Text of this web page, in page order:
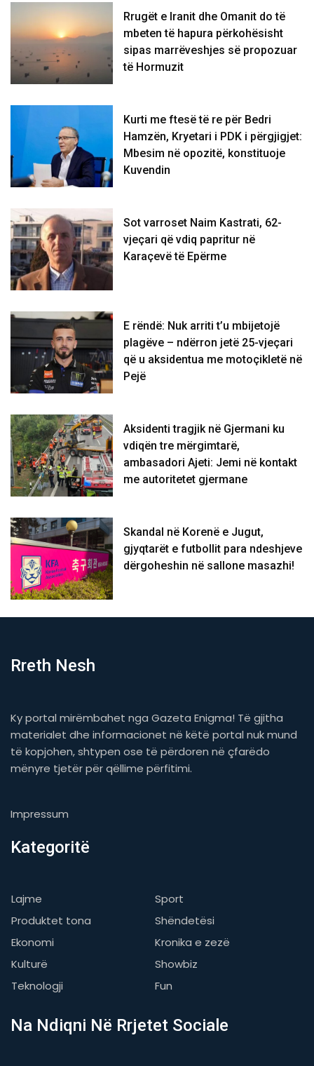
Rrugët e Iranit dhe Omanit do të
mbeten të hapura përkohësisht
sipas marrëveshjes së propozuar
të Hormuzit
Kurti me ftesë të re për Bedri
Hamzën, Kryetari i PDK i përgjigjet:
Mbesim në opozitë, konstituoje
Kuvendin
Sot varroset Naim Kastrati, 62-
vjeçari që vdiq papritur në
Karaçevë të Epërme
E rëndë: Nuk arriti t’u mbijetojë
plagëve – ndërron jetë 25-vjeçari
që u aksidentua me motoçikletë në
Pejë
Aksidenti tragjik në Gjermani ku
vdiqën tre mërgimtarë,
ambasadori Ajeti: Jemi në kontakt
me autoritetet gjermane
Skandal në Korenë e Jugut,
gjyqtarët e futbollit para ndeshjeve
dërgoheshin në sallone masazhi!
Rreth Nesh
Ky portal mirëmbahet nga Gazeta Enigma! Të gjitha
materialet dhe informacionet në këtë portal nuk mund
të kopjohen, shtypen ose të përdoren në çfarëdo
mënyre tjetër për qëllime përfitimi.
Impressum
Kategoritë
Lajme
Sport
Produktet tona
Shëndetësi
Ekonomi
Kronika e zezë
Kulturë
Showbiz
Teknologji
Fun
Na Ndiqni Në Rrjetet Sociale